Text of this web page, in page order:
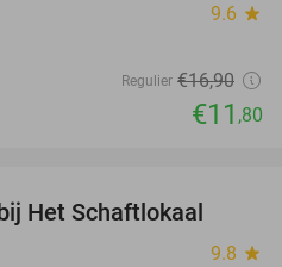
9.6 star
Regulier €16,90
€11 ,80
Het Schaftlokaal
9.8 star